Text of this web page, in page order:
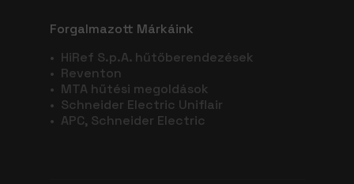
Forgalmazott Márkáink
• HiRef S.p.A. hűtőberendezések
• Reventon
• MTA hűtési megoldások
• Schneider Electric Uniflair
• APC, Schneider Electric